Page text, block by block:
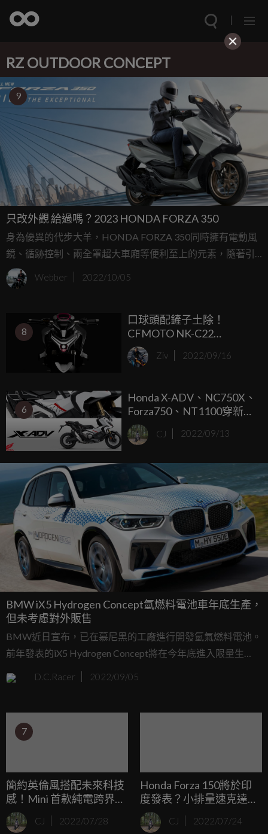
RZ OUTDOOR CONCEPT
9
只改外觀 給過嗎？2023 HONDA FORZA 350
身為優異的代步大羊，HONDA FORZA 350同時擁有電動風
鏡、循跡控制、兩全罩超大車廂等便利至上的元素，隨著引
擎排量/馬力提升的350版本在2020年發表後，2022年
HONDA終於針對FORZA 350進行小改升級，換上全新的外
Webber 2022/10/05
8
口球頭配鏟子土除！
CFMOTO NK-C22
CONCEPT 海外亮相
Ziv 2022/09/16
6
Honda X-ADV、NC750X、
Forza750、NT1100穿新
衣！Honda歐洲公布2023
年式全新塗裝
CJ 2022/09/13
BMW iX5 Hydrogen Concept氫燃料電池車年底生產，
但未考慮對外販售
BMW近日宣布，已在慕尼黑的工廠進行開發氫氣燃料電池。
前年發表的iX5 Hydrogen Concept將在今年底進入限量生
產，主要生產車輛用於測試和展演目的。車動了動態來自於
氫燃料電池系統，該系統結合高性能電池組合，將為高端市
D.C.Racer 2022/09/05
7
簡約英倫風搭配未來科技
感！Mini 首款純電跨界車
型Concept Aceman正式
發表
CJ 2022/07/28
Honda Forza 150將於印
度發表？小排量速克達即
將流行？
CJ 2022/07/24